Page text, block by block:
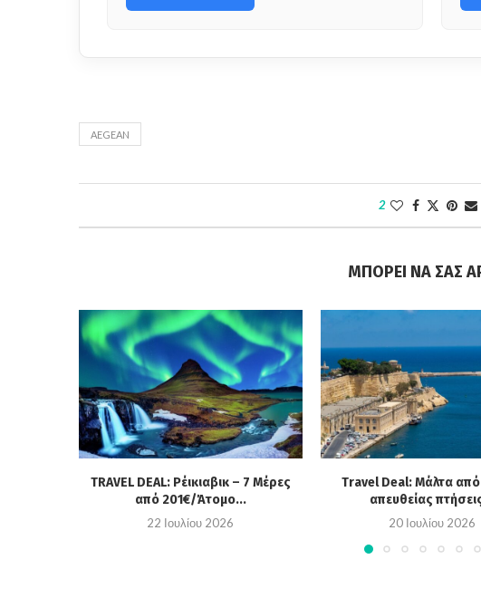
AEGEAN
2
ΜΠΟΡΕΊ ΝΑ ΣΑΣ
TRAVEL DEAL: Ρέικιαβικ – 7 Μέρες
από 201€/Άτομο...
22 Ιουλίου 2026
Travel Deal: Μάλτα
απευθείας
20 Ιουλίου 2026